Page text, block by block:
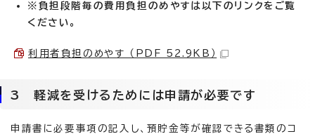
※負担段階毎の費用負担のめやすは以下のリンクをご覧
ください。
利用者負担のめやす （PDF 52.9KB）
3 軽減を受けるためには申請が必要です
申請書に必要事項の記入し、預貯金等が確認できる書類のコ